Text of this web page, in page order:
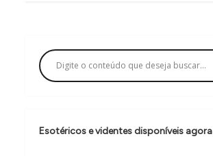
ç
ã
d
Esotéricos e videntes disponíveis agora